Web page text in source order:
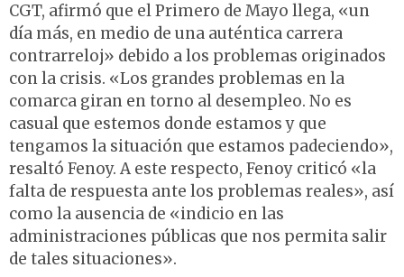
CGT, afirmó que el Primero de Mayo llega, «un
día más, en medio de una auténtica carrera
contrarreloj» debido a los problemas originados
con la crisis. «Los grandes problemas en la
comarca giran en torno al desempleo. No es
casual que estemos donde estamos y que
tengamos la situación que estamos padeciendo»,
resaltó Fenoy. A este respecto, Fenoy criticó «la
falta de respuesta ante los problemas reales», así
como la ausencia de «indicio en las
administraciones públicas que nos permita salir
de tales situaciones».